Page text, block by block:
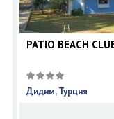
PATIO BEACH
Дидим, Турция